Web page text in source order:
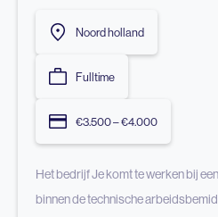
Noord holland
Fulltime
€3.500 – €4.000
Het bedrijf Je komt te werken bij
binnen de technische